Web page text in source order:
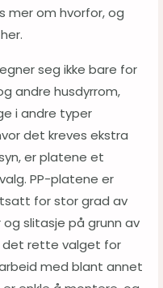
mer om hvorfor, og
seg ikke bare for
andre husdyrrom,
i andre typer
det kreves ekstra
er platene et
PP-platene er
for stor grad av
og slitasje på grunn av
det rette valget for
med blant annet